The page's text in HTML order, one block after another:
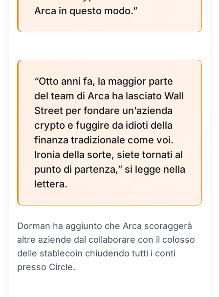
Arca in questo modo.”
“Otto anni fa, la maggior parte
del team di Arca ha lasciato Wall
Street per fondare un’azienda
crypto e fuggire da idioti della
finanza tradizionale come voi.
Ironia della sorte, siete tornati al
punto di partenza,” si legge nella
lettera.
Dorman ha aggiunto che Arca scoraggerà
altre aziende dal collaborare con il colosso
delle stablecoin chiudendo tutti i conti
presso Circle.